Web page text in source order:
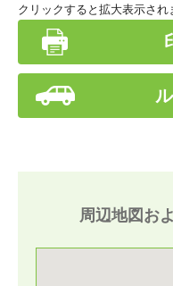
クリックすると拡大表示され
周辺地図お